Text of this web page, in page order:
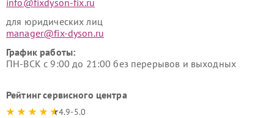
info@fixdyson-fix.ru
для юридических лиц
manager@fix-dyson.ru
График работы:
ПН-ВСК с 9:00 до 21:00 без перерывов и выходных
Рейтинг сервисного центра
4.9-5.0